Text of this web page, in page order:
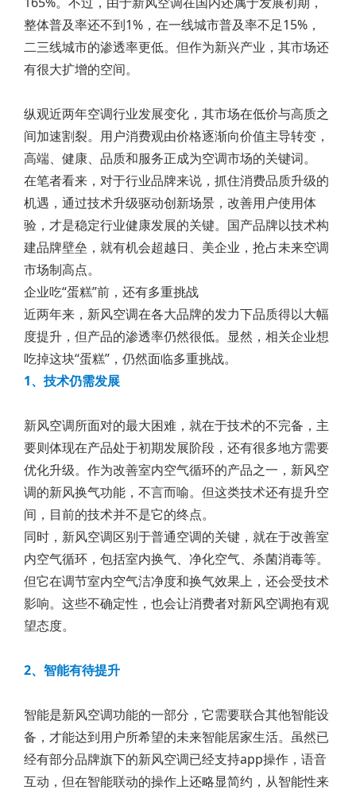
整体普及率还不到1%，在一线城市普及率不足15%，
二三线城市的渗透率更低。但作为新兴产业，其市场还
有很大扩增的空间。
纵观近两年空调行业发展变化，其市场在低价与高质之
间加速割裂。用户消费观由价格逐渐向价值主导转变，
高端、健康、品质和服务正成为空调市场的关键词。
在笔者看来，对于行业品牌来说，抓住消费品质升级的
机遇，通过技术升级驱动创新场景，改善用户使用体
验，才是稳定行业健康发展的关键。国产品牌以技术构
建品牌壁垒，就有机会超越日、美企业，抢占未来空调
市场制高点。
企业吃“蛋糕”前，还有多重挑战
近两年来，新风空调在各大品牌的发力下品质得以大幅
度提升，但产品的渗透率仍然很低。显然，相关企业想
吃掉这块“蛋糕”，仍然面临多重挑战。
1、技术仍需发展
新风空调所面对的最大困难，就在于技术的不完备，主
要则体现在产品处于初期发展阶段，还有很多地方需要
优化升级。作为改善室内空气循环的产品之一，新风空
调的新风换气功能，不言而喻。但这类技术还有提升空
间，目前的技术并不是它的终点。
同时，新风空调区别于普通空调的关键，就在于改善室
内空气循环，包括室内换气、净化空气、杀菌消毒等。
但它在调节室内空气洁净度和换气效果上，还会受技术
影响。这些不确定性，也会让消费者对新风空调抱有观
望态度。
2、智能有待提升
智能是新风空调功能的一部分，它需要联合其他智能设
备，才能达到用户所希望的未来智能居家生活。虽然已
经有部分品牌旗下的新风空调已经支持app操作，语音
互动，但在智能联动的操作上还略显简约，从智能性来